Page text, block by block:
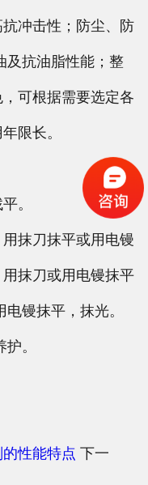
人才招聘
冲击性；防尘、防
及抗油脂性能；整
可根据需要选定各
限长。
。
抹刀抹平或用电镘
抹刀或用电镘抹平
镘抹平，抹光。
。
性能特点 下一